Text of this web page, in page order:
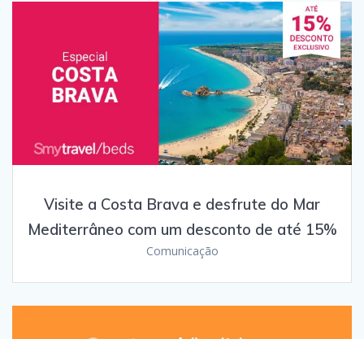
Visite a Costa Brava e desfrute do Mar
Mediterrâneo com um desconto de até 15%
Comunicação